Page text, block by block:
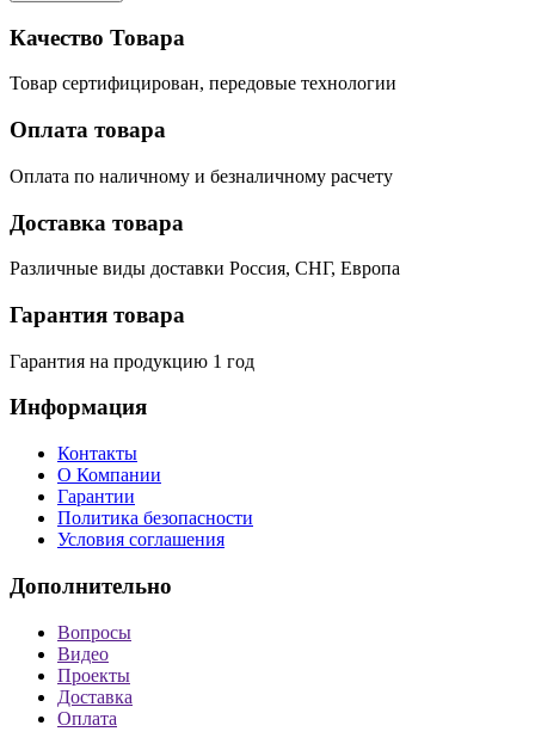
Качество Товара
Товар сертифицирован, передовые технологии
Оплата товара
Оплата по наличному и безналичному расчету
Доставка товара
Различные виды доставки Россия, СНГ, Европа
Гарантия товара
Гарантия на продукцию 1 год
Информация
Контакты
О Компании
Гарантии
Политика безопасности
Условия соглашения
Дополнительно
Вопросы
Видео
Проекты
Доставка
Оплата